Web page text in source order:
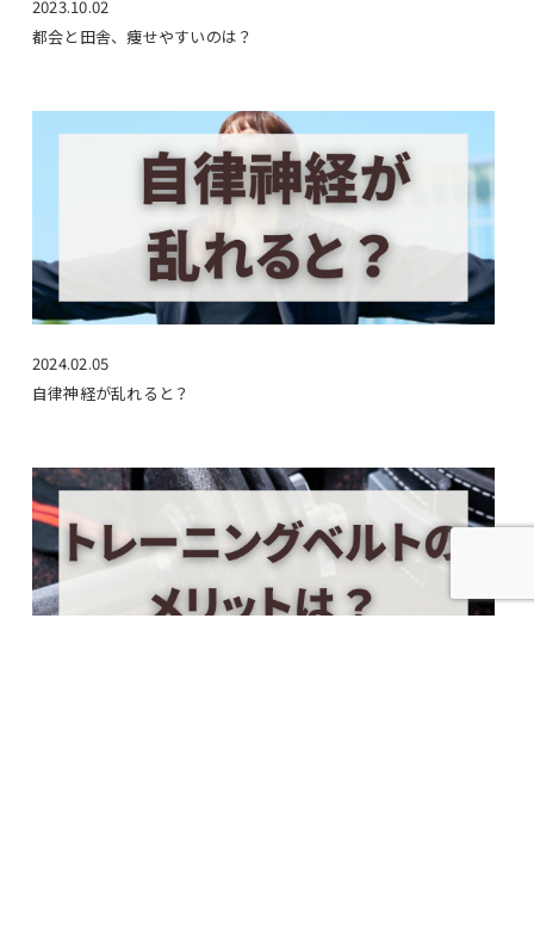
2023.10.02
都会と田舎、痩せやすいのは？
2024.02.05
自律神経が乱れると？